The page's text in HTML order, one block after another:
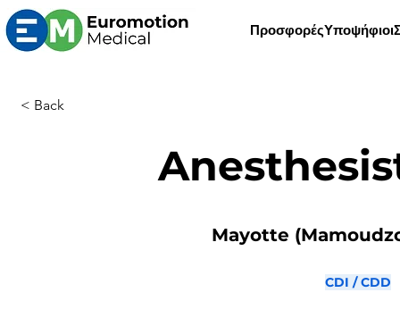
ΠροσφορέςΥποψήφιοι
< Back
Mayotte
CDI / CDD